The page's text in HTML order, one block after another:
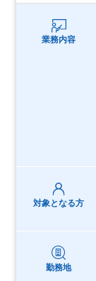
業務内容
対象となる方
勤務地